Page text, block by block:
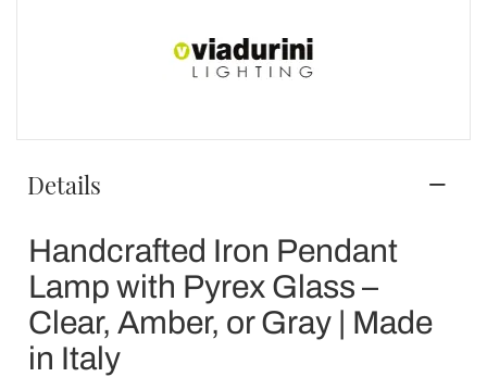
Details
Handcrafted Iron Pendant
Lamp with Pyrex Glass –
Clear, Amber, or Gray | Made
in Italy